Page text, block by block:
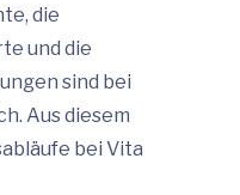
die
und die
sind bei
Aus diesem
bei Vita